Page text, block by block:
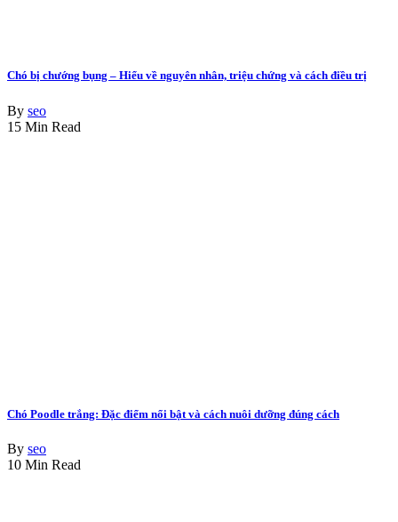
Chó bị chướng bụng – Hiểu về nguyên nhân, triệu chứng và cách điều trị
By seo
15 Min Read
Chó Poodle trắng: Đặc điểm nổi bật và cách nuôi dưỡng đúng cách
By seo
10 Min Read